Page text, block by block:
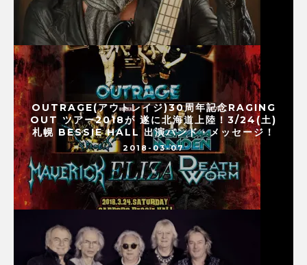
OUTRAGE(アウトレイジ)30周年記念RAGING
OUT ツアー2018が 遂に北海道上陸！3/24(土)
札幌 BESSIE HALL 出演バンド・メッセージ！
2018-03-07